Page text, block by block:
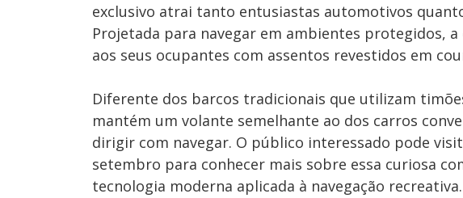
exclusivo atrai tanto entusiastas automotivos
Projetada para navegar em ambientes protegidos,
aos seus ocupantes com assentos revestidos em
Diferente dos barcos tradicionais que utilizam
mantém um volante semelhante ao dos carros
dirigir com navegar. O público interessado pode
setembro para conhecer mais sobre essa curiosa
tecnologia moderna aplicada à navegação recreativa.